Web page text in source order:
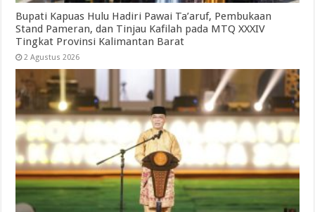
Bupati Kapuas Hulu Hadiri Pawai Ta’aruf, Pembukaan
Stand Pameran, dan Tinjau Kafilah pada MTQ XXXIV
Tingkat Provinsi Kalimantan Barat
2 Agustus 2026